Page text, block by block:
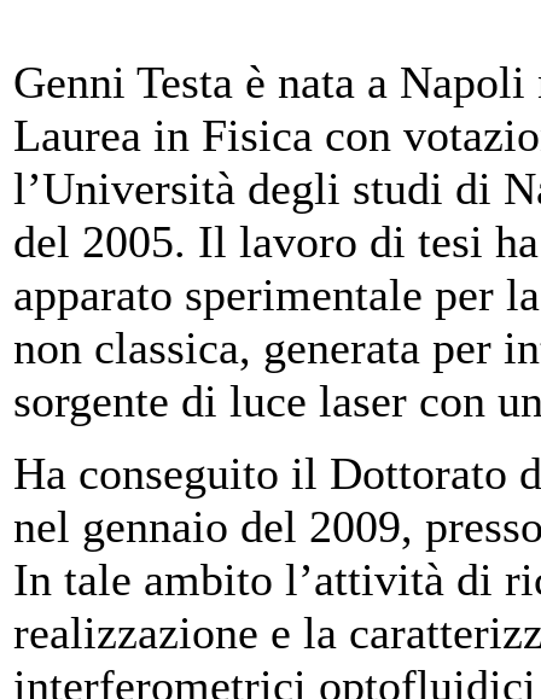
Genni Testa è nata a
Laurea in Fisica con
l’Università degli studi di
del 2005. Il lavoro di tesi
apparato sperimentale per
non classica, generata per
sorgente di luce laser con
Ha conseguito il Dottorato
nel gennaio del 2009,
In tale ambito l’attività di
realizzazione e la
interferometrici